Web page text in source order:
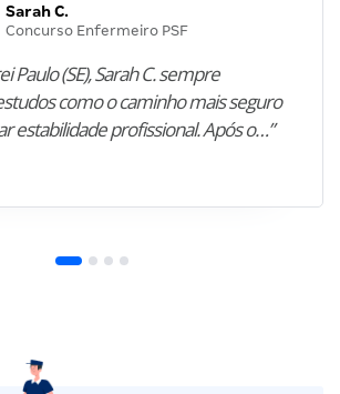
Sarah C.
Concurso Enfermeiro PSF
Paulo (SE), Sarah C. sempre
como o caminho mais seguro
estabilidade profissional. Após o…”